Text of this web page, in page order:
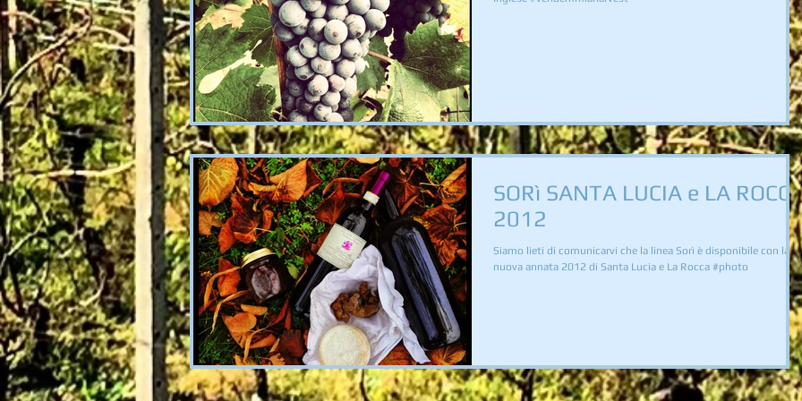
SORì SANTA LUCIA e LA
2012
Siamo lieti di comunicarvi che la linea Sorì è disponibile con la
nuova annata 2012 di Santa Lucia e La Rocca #photo